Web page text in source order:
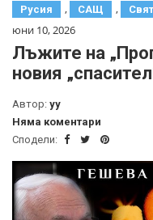
Русия , САЩ , Свят
юни 10, 2026
Лъжите на
новия
Автор: yy
Няма коментари
Сподели: